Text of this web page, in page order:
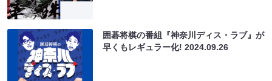
囲碁将棋の番組『神奈川ディス・ラブ』が
早くもレギュラー化!2024.09.26